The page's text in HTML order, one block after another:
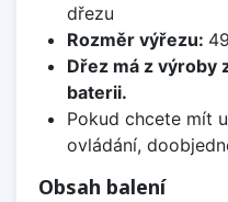
dřezu
Rozměr výřezu:
Dřez má z výroby
baterii.
Pokud chcete mít
ovládání,
Obsah balení